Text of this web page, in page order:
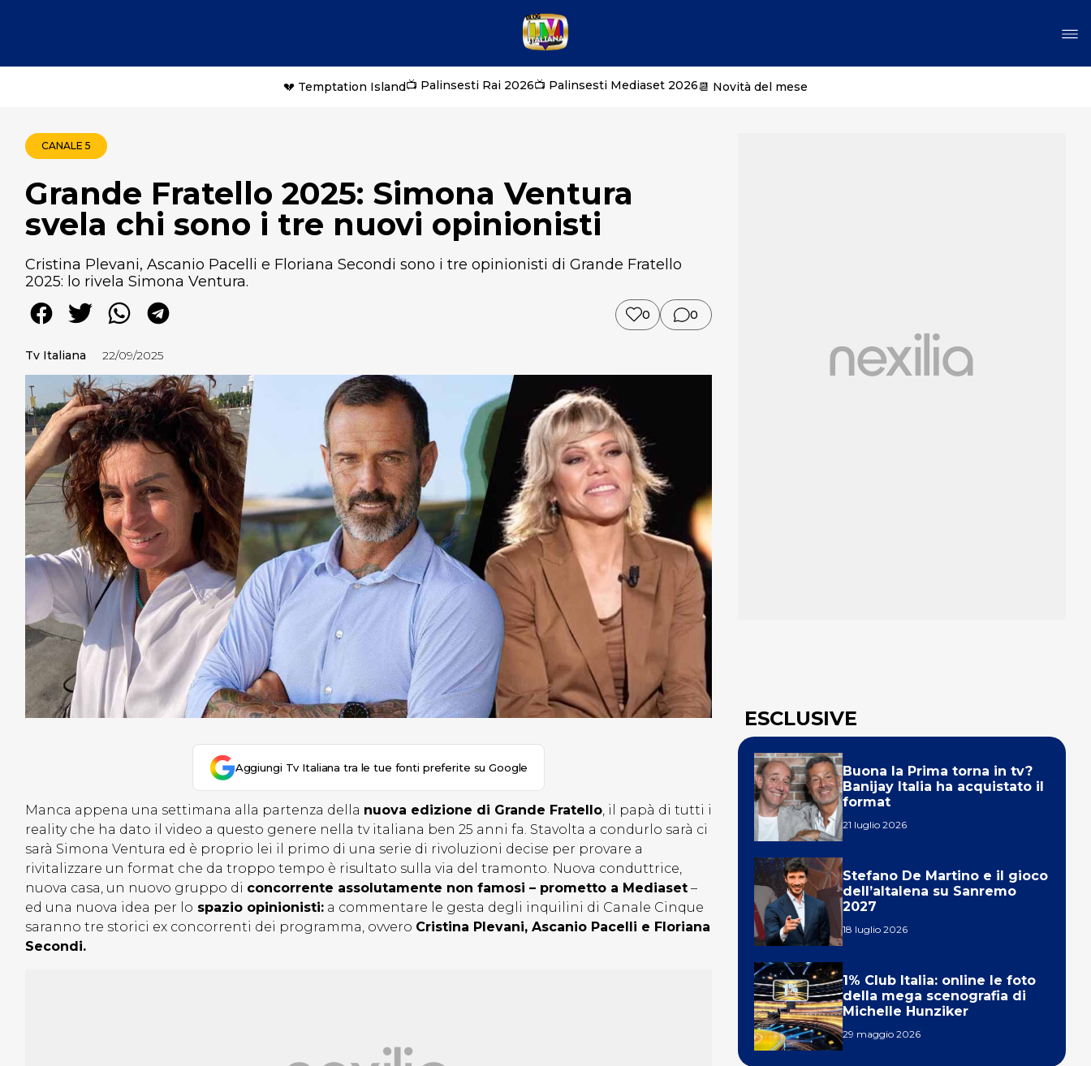
💔 Temptation Island📺 Palinsesti Rai 2026📺 Palinsesti Mediaset 2026📆 Novità del mese
CANALE 5
Grande Fratello 2025: Simona Ventura
svela chi sono i tre nuovi opinionisti
Cristina Plevani, Ascanio Pacelli e Floriana Secondi sono i tre opinionisti di Grande Fratello
2025: lo rivela Simona Ventura.
0 0
Tv Italiana 22/09/2025
Aggiungi Tv Italiana tra le tue fonti preferite su Google
Manca appena una settimana alla partenza della nuova edizione di Grande Fratello, il papà di tutti i
reality che ha dato il video a questo genere nella tv italiana ben 25 anni fa. Stavolta a condurlo sarà ci
sarà Simona Ventura ed è proprio lei il primo di una serie di rivoluzioni decise per provare a
rivitalizzare un format che da troppo tempo è risultato sulla via del tramonto. Nuova conduttrice,
nuova casa, un nuovo gruppo di concorrente assolutamente non famosi – prometto a Mediaset –
ed una nuova idea per lo spazio opinionisti: a commentare le gesta degli inquilini di Canale Cinque
saranno tre storici ex concorrenti dei programma, ovvero Cristina Plevani, Ascanio Pacelli e Floriana
Secondi.
ESCLUSIVE
Buona la Prima torna in tv?
Banijay Italia ha acquistato il
format
21 luglio 2026
Stefano De Martino e il gioco
dell’altalena su Sanremo
2027
18 luglio 2026
1% Club Italia: online le foto
della mega scenografia di
Michelle Hunziker
29 maggio 2026